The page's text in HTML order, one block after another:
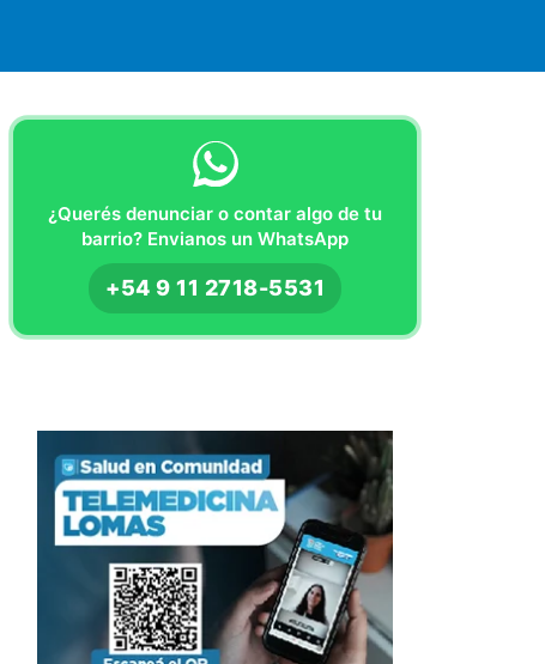
¿Querés denunciar o contar algo de tu
barrio? Envianos un WhatsApp
+54 9 11 2718-5531